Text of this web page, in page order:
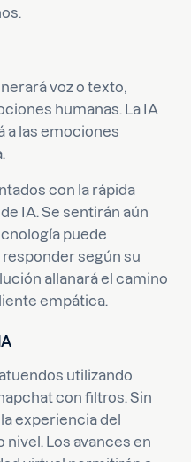
voz o texto,
humanas. La IA
a las emociones
con la rápida
IA. Se sentirán aún
puede
según su
allanará el camino
empática.
utilizando
con filtros. Sin
experiencia del
Los avances en